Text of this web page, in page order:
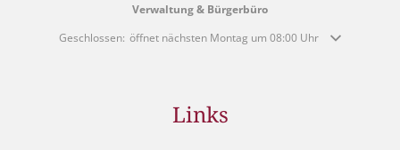
Verwaltung & Bürgerbüro
Klicken, um weitere Öffnungs- oder Schließzeiten auszublenden
Geschlossen: öffnet nächsten Montag um 08:00 Uhr
Links